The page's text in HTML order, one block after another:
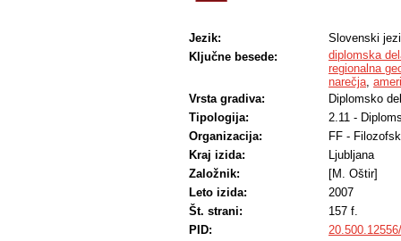
Jezik:
Slovenski
Ključne besede:
diplomska
regionalna
narečja,
Vrsta gradiva:
Diplomsko
Tipologija:
2.11 -
Organizacija:
FF -
Kraj izida:
Ljubljana
Založnik:
[M. Oštir]
Leto izida:
2007
Št. strani:
157 f.
PID: